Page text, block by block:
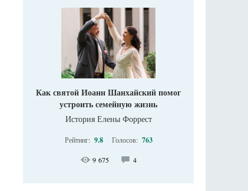
Как святой Иоанн Шанхайский помог
устроить семейную жизнь
История Елены Форрест
Рейтинг: 9.8 Голосов: 763
9 675 4